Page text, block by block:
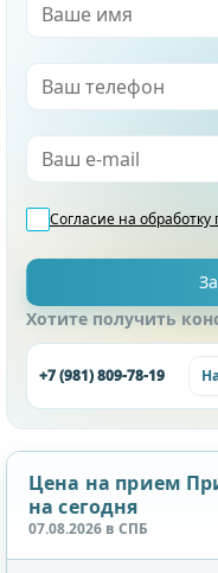
Согласие на обработку
Хотите получить
+7 (981) 809-78-19
Цена на прием
на сегодня
07.08.2026 в СПБ